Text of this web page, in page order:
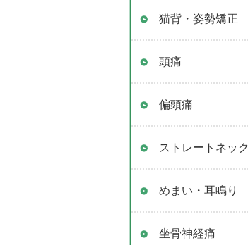
猫背・姿勢矯正
頭痛
偏頭痛
ストレートネック
めまい・耳鳴り
坐骨神経痛